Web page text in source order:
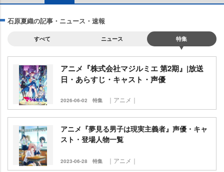
石原夏織の記事・ニュース・速報
すべて ニュース 特集
アニメ『株式会社マジルミエ 第2期』|放送
日・あらすじ・キャスト・声優
2026-06-02 特集 ｜アニメ｜
アニメ『夢見る男子は現実主義者』声優・キャ
スト・登場人物一覧
2023-06-28 特集 ｜アニメ｜